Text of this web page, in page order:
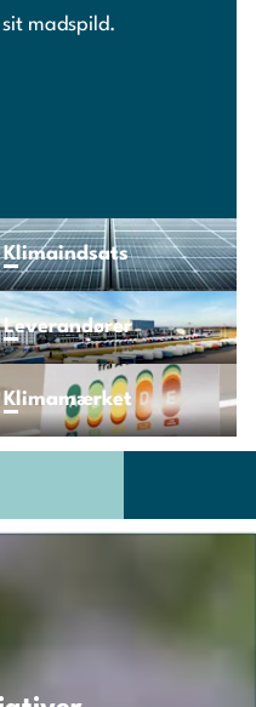
madspild.
Klimaindsats
Leverandører
Klimamærket